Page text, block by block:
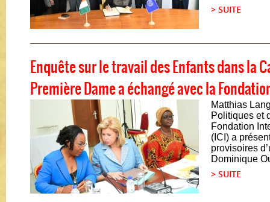
> SUITE
Enquête sur le travail des Enfants dans la
Première Dame a échangé avec la
Matthias
Politiques et
Fondation
(ICI) a
provisoires
Dominique
> SUITE